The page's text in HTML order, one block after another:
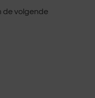
de volgende